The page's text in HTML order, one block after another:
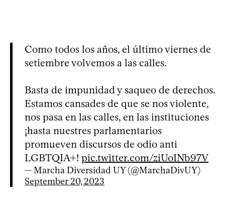
Como todos los años, el último viernes de
setiembre volvemos a las calles.
Basta de impunidad y saqueo de derechos.
Estamos cansades de que se nos violente,
nos pasa en las calles, en las instituciones
¡hasta nuestres parlamentarios
promueven discursos de odio anti
LGBTQIA+! pic.twitter.com/ziUoINb97V
— Marcha Diversidad UY (@MarchaDivUY)
September 20, 2023